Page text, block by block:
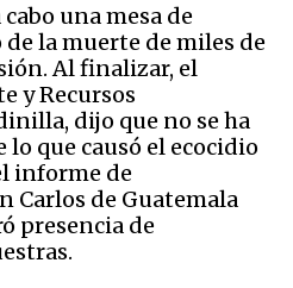
una mesa de
de la muerte de miles de
Al finalizar, el
y Recursos
dijo que no se ha
que causó el ecocidio
informe de
Carlos de Guatemala
presencia de